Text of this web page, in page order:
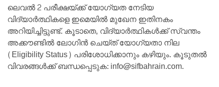
ലെവല്‍ 2 പരീക്ഷയ്ക്ക് യോഗ്യത നേടിയ
വിദ്യാര്‍ത്ഥികളെ ഇമെയില്‍ മുഖേന ഇതിനകം
അറിയിച്ചിട്ടുണ്ട്. കൂടാതെ, വിദ്യാര്‍ത്ഥികള്‍ക്ക് സ്വന്തം
അക്കൗണ്ടില്‍ ലോഗിന്‍ ചെയ്ത് യോഗ്യതാ നില
(Eligibility Status) പരിശോധിക്കാനും കഴിയും. കൂടുതല്‍
വിവരങ്ങള്‍ക്ക് ബന്ധപ്പെടുക: info@sifbahrain.com.